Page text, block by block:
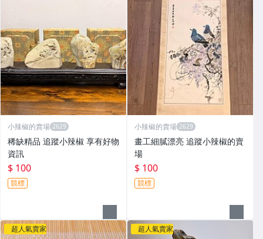
小辣椒的賣場
稀缺精品 追蹤小辣椒 享有好物
資訊
$ 100
競標
小辣椒的賣場
畫工細膩漂亮 追蹤小辣椒的賣
場
$ 100
競標
超人氣賣家 超人氣賣家